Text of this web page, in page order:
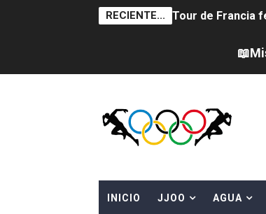
RECIENTE... Tour de Francia
Women's Pro
Campeonato de
Campeonato de
Campeonato de
Canadá Open 2026
INICIO JJOO AGUA